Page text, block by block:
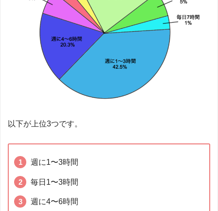
以下が上位3つです。
週に1〜3時間
毎日1〜3時間
週に4〜6時間